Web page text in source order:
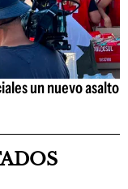
un nuevo asalto